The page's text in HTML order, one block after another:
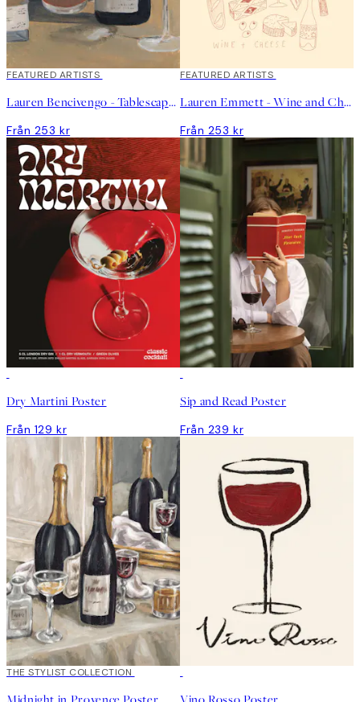
FEATURED ARTISTS
Lauren Bencivengo - Tablescape Poster
Från 253 kr
FEATURED ARTISTS
Lauren Emmett - Wine and Cheese Poster
Från 253 kr
Dry Martini Poster
Från 129 kr
Sip and Read Poster
Från 239 kr
THE STYLIST COLLECTION